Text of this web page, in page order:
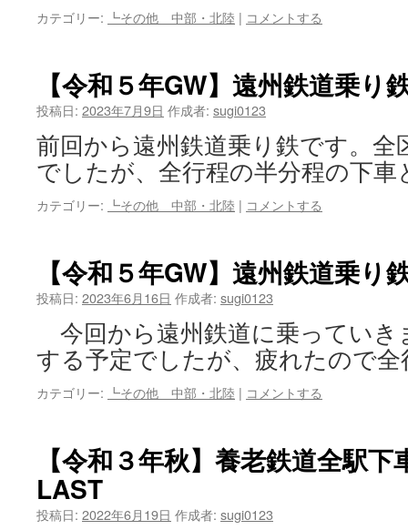
カテゴリー: ┗その他 中部・北陸 | コメントする
【令和５年GW】遠州鉄道乗り
投稿日: 2023年7月9日 作成者: sugi0123
前回から遠州鉄道乗り鉄です。全
でしたが、全行程の半分程の下
カテゴリー: ┗その他 中部・北陸 | コメントする
【令和５年GW】遠州鉄道乗り
投稿日: 2023年6月16日 作成者: sugi0123
今回から遠州鉄道に乗っていき
する予定でしたが、疲れたので
カテゴリー: ┗その他 中部・北陸 | コメントする
【令和３年秋】養老鉄道全駅
LAST
投稿日: 2022年6月19日 作成者: sugi0123